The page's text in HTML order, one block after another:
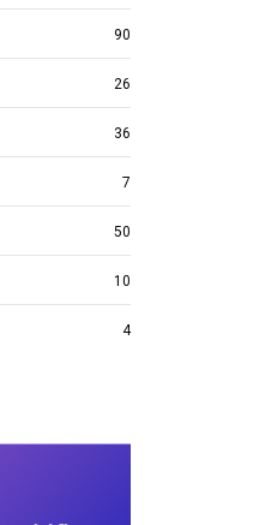
90
26
36
7
50
10
4